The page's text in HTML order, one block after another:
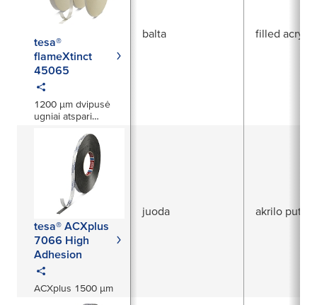
tesa®
flameXtinct
45065
1200 µm dvipusė
ugniai atspari
balta filled acrylic
tesa® ACXplus
7066 High
Adhesion
ACXplus 1500 µm
juoda akrilo putos